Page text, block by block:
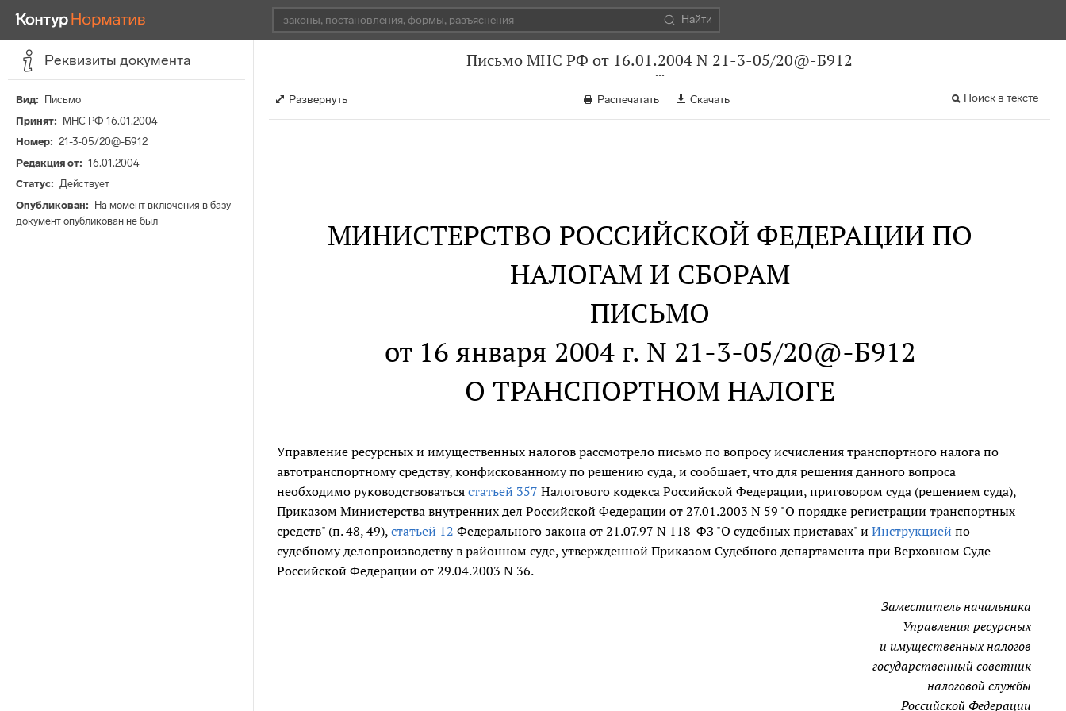
Найти
Реквизиты документа
Вид
Письмо
Принят
МНС РФ 16.01.2004
Номер
21-3-05/20@-Б912
Редакция от
16.01.2004
Статус
Действует
Опубликован
На момент включения в базу
документ опубликован не был
Письмо МНС РФ от 16.01.2004 N 21-3-05/20@-Б912
Развернуть Распечатать Скачать Поиск в тексте
МИНИСТЕРСТВО РОССИЙСКОЙ ФЕДЕРАЦИИ ПО
НАЛОГАМ И СБОРАМ
ПИСЬМО
от 16 января 2004 г. N 21-3-05/20@-Б912
О ТРАНСПОРТНОМ НАЛОГЕ
Управление ресурсных и имущественных налогов рассмотрело письмо по вопросу исчисления транспортного налога по
автотранспортному средству, конфискованному по решению суда, и сообщает, что для решения данного вопроса
необходимо руководствоваться статьей 357 Налогового кодекса Российской Федерации, приговором суда (решением суда),
Приказом Министерства внутренних дел Российской Федерации от 27.01.2003 N 59 "О порядке регистрации транспортных
средств" (п. 48, 49), статьей 12 Федерального закона от 21.07.97 N 118-ФЗ "О судебных приставах" и Инструкцией по
судебному делопроизводству в районном суде, утвержденной Приказом Судебного департамента при Верховном Суде
Российской Федерации от 29.04.2003 N 36.
Заместитель начальника
Управления ресурсных
и имущественных налогов
государственный советник
налоговой службы
Российской Федерации